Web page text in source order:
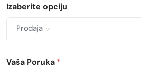
Izaberite opciju
Prodaja
Vaša Poruka *